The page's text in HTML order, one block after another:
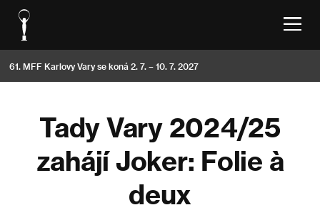
61. MFF Karlovy Vary se koná 2. 7. – 10. 7. 2027
Tady Vary 2024/25
zahájí Joker: Folie à
deux